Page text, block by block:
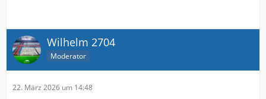
Wilhelm 2704
Moderator
22. März 2026 um 14:48